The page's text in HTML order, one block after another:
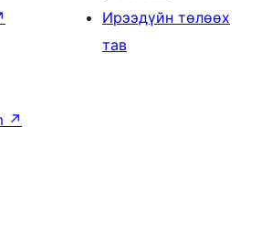
Ирээдүйн төлөөх
тав
↗